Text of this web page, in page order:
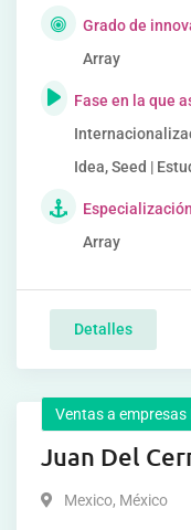
Grado de
Array
Fase en la que
Idea, Seed |
Array
Detalles
Ventas a empresas
Juan Del
Mexico, México